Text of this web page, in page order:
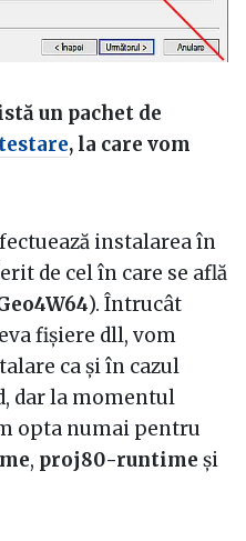
un pachet de
, la care vom
instalarea în
de cel în care se află
). Întrucât
fișiere dll, vom
ca și în cazul
dar la momentul
opta numai pentru
, proj80-runtime și